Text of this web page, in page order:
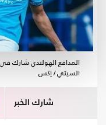
المدافع الهولندي شارك
السيتي / إكس
شارك الخبر